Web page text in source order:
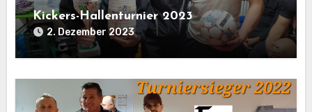
Kickers-Hallenturnier 2023
2. Dezember 2023